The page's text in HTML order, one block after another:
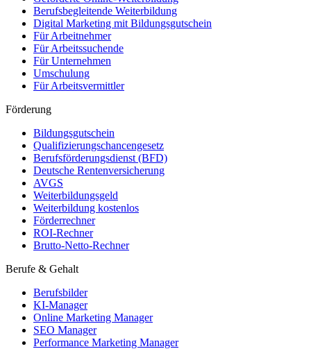
Berufsbegleitende Weiterbildung
Digital Marketing mit Bildungsgutschein
Für Arbeitnehmer
Für Arbeitssuchende
Für Unternehmen
Umschulung
Für Arbeitsvermittler
Förderung
Bildungsgutschein
Qualifizierungschancengesetz
Berufsförderungsdienst (BFD)
Deutsche Rentenversicherung
AVGS
Weiterbildungsgeld
Weiterbildung kostenlos
Förderrechner
ROI-Rechner
Brutto-Netto-Rechner
Berufe & Gehalt
Berufsbilder
KI-Manager
Online Marketing Manager
SEO Manager
Performance Marketing Manager